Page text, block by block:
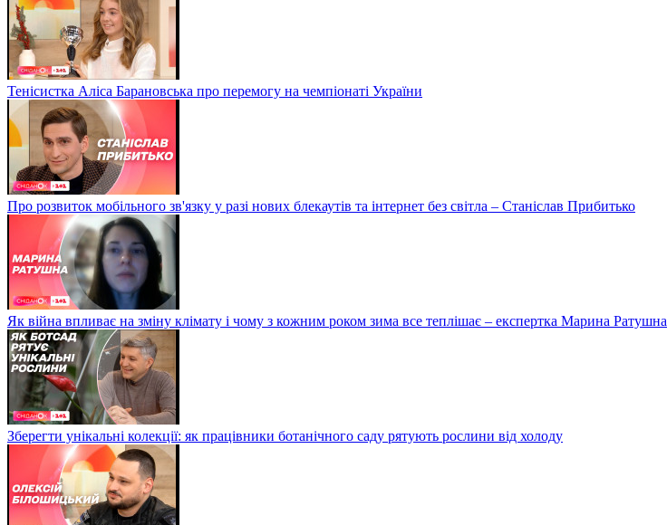
Тенісистка Аліса Барановська про перемогу на чемпіонаті України
Про розвиток мобільного зв'язку у разі нових блекаутів та інтернет без світла – Станіслав Прибитько
Як війна впливає на зміну клімату і чому з кожним роком зима все теплішає – експертка Марина Ратушна
Зберегти унікальні колекції: як працівники ботанічного саду рятують рослини від холоду